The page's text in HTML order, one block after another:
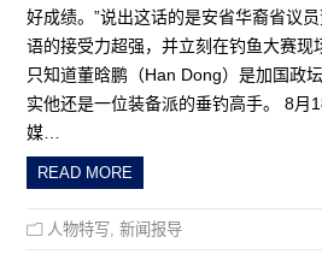
好成绩。”说出这话的是安省华裔省议
语的接受力超强，并立刻在钓鱼大赛现
只知道董晗鹏（Han Dong）是加国政
实他还是一位装备派的垂钓高手。 8月
媒…
READ MORE
人物特写 ,新闻报导